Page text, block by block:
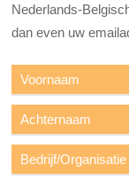
Nederlands-
dan even uw